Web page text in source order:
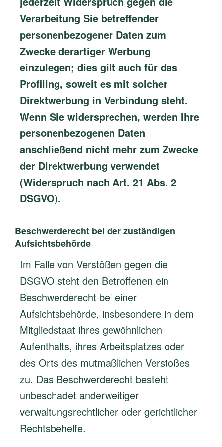
Verarbeitung Sie betreffender
personenbezogener Daten zum
Zwecke derartiger Werbung
einzulegen; dies gilt auch für das
Profiling, soweit es mit solcher
Direktwerbung in Verbindung steht.
Wenn Sie widersprechen, werden Ihre
personenbezogenen Daten
anschließend nicht mehr zum Zwecke
der Direktwerbung verwendet
(Widerspruch nach Art. 21 Abs. 2
DSGVO).
Beschwerderecht bei der zuständigen
Aufsichtsbehörde
Im Falle von Verstößen gegen die
DSGVO steht den Betroffenen ein
Beschwerderecht bei einer
Aufsichtsbehörde, insbesondere in dem
Mitgliedstaat ihres gewöhnlichen
Aufenthalts, ihres Arbeitsplatzes oder
des Orts des mutmaßlichen Verstoßes
zu. Das Beschwerderecht besteht
unbeschadet anderweitiger
verwaltungsrechtlicher oder gerichtlicher
Rechtsbehelfe.